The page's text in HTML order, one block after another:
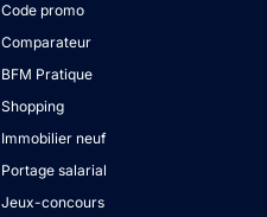
Code promo
Comparateur
BFM Pratique
Shopping
Immobilier neuf
Portage salarial
Jeux-concours